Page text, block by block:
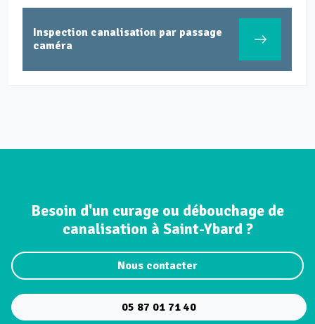
Entretien et vidange fosse septique
Besoin d'un curage ou débouchage de
canalisation à Saint-Ybard ?
Nous contacter
05 87 01 71 40